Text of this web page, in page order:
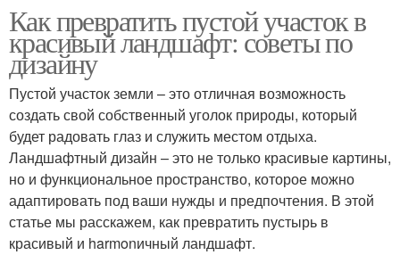
Как превратить пустой участок в
красивый ландшафт: советы по
дизайну
Пустой участок земли – это отличная возможность
создать свой собственный уголок природы, который
будет радовать глаз и служить местом отдыха.
Ландшафтный дизайн – это не только красивые картины,
но и функциональное пространство, которое можно
адаптировать под ваши нужды и предпочтения. В этой
статье мы расскажем, как превратить пустырь в
красивый и harmonичный ландшафт.